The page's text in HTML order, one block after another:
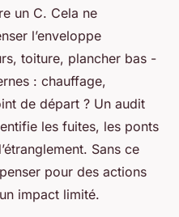
un C. Cela ne
l’enveloppe
toiture, plancher bas -
: chauffage,
de départ ? Un audit
les fuites, les ponts
Sans ce
pour des actions
impact limité.